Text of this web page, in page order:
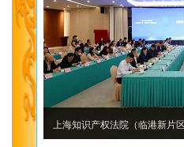
上海知识产权法院（临港新片